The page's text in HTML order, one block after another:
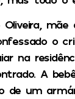
Oliveira,
o
na
A
de um